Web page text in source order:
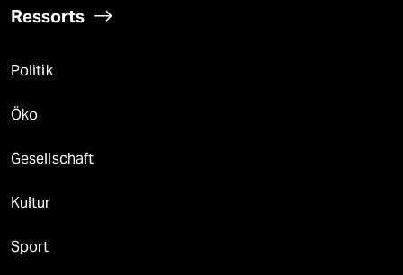
Ressorts
Politik
Öko
Gesellschaft
Kultur
Sport